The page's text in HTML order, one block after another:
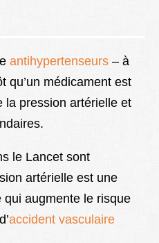
antihypertenseurs – à
qu’un médicament est
la pression artérielle et
le Lancet sont
artérielle est une
augmente le risque
accident vasculaire